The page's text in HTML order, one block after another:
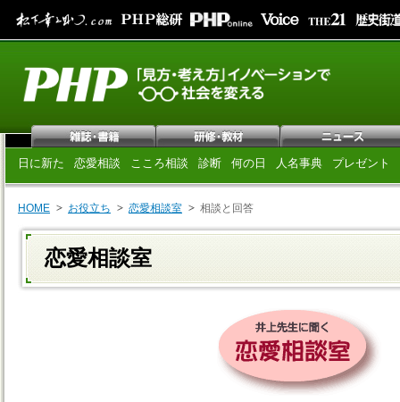
日に新た 恋愛相談 こころ相談 診断 何の日 人名事典 プレゼント
HOME お役立ち 恋愛相談室 相談と回答
恋愛相談室